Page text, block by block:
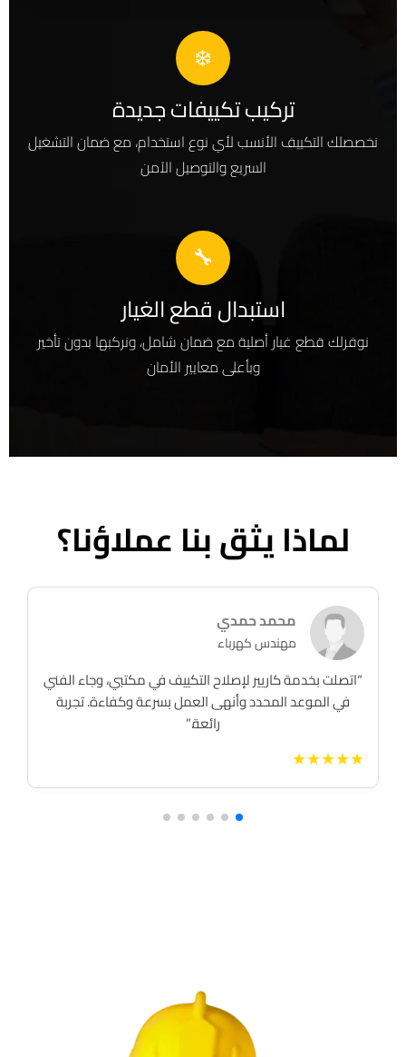
❄️
تركيب تكييفات جديدة
نخصصلك التكييف الأنسب لأي نوع استخدام، مع ضمان التشغيل
السريع والتوصيل الآمن
🔧
استبدال قطع الغيار
نوفرلك قطع غيار أصلية مع ضمان شامل، ونركبها بدون تأخير
وبأعلى معايير الأمان
لماذا يثق بنا عملاؤنا؟
محمد حمدي
مهندس كهرباء
“اتصلت بخدمة كاريير لإصلاح التكييف في مكتبي، وجاء الفني
في الموعد المحدد وأنهى العمل بسرعة وكفاءة. تجربة
رائعة.”
★★★★★